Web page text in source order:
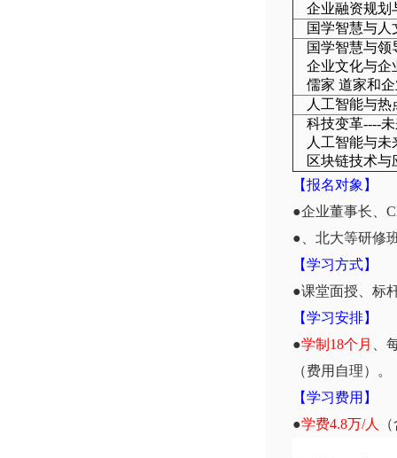
企业融资规划
国学智慧与人
国学智慧与领
企业文化与企
儒家 道家和
人工智能与热
科技变革----
人工智能与未
区块链技术与
【报名对象】
●企业董事长、
●、北大等研修
【学习方式】
●课堂面授、标
【学习安排】
●学制18个月
、
（费用自理）。
【学习费用】
●学费4.8万/人